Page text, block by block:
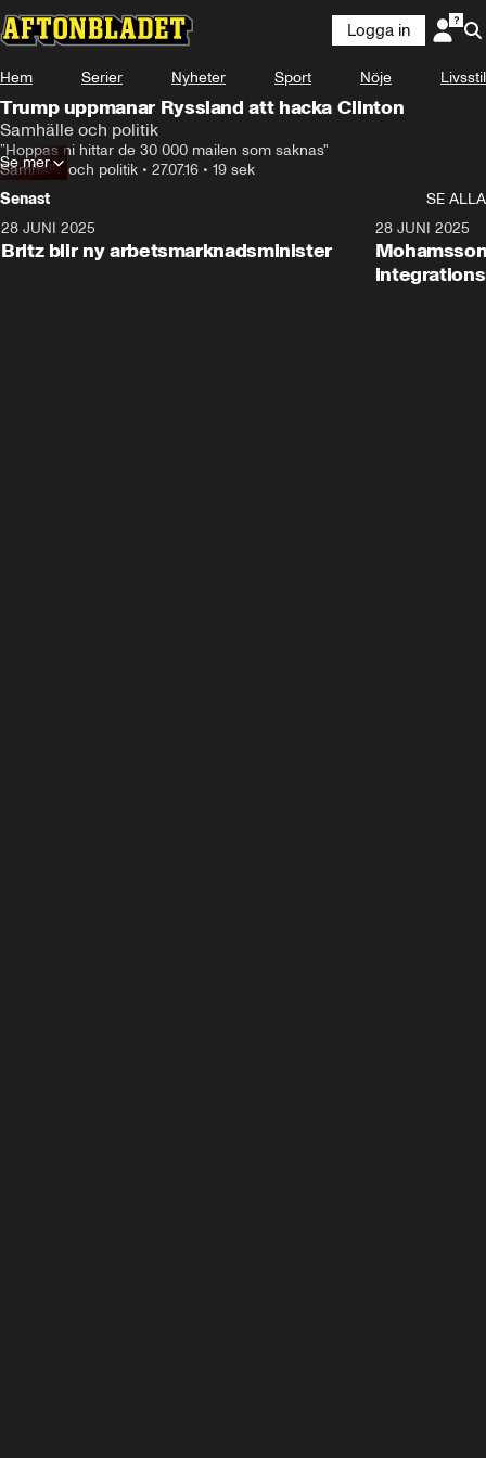
Logga in
Hem Serier Nyheter Sport Nöje Livsstil
Trump uppmanar Ryssland att hacka Clinton
Samhälle och politik
”Hoppas ni hittar de 30 000 mailen som saknas"
Samhälle och politik • 27.07.16 • 19 sek
Se mer
Senast
SE ALLA
28 JUNI 2025
Britz blir ny arbetsmarknadsminister
28 JUNI 2025